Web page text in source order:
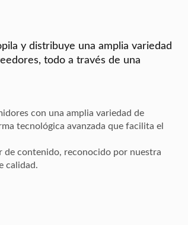
y distribuye una amplia variedad
todo a través de una
con una amplia variedad de
tecnológica avanzada que facilita el
de contenido, reconocido por nuestra
calidad.